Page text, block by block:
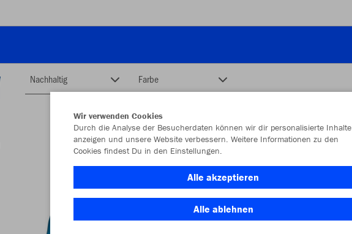
Nachhaltig Farbe
Wir verwenden Cookies
Durch die Analyse der Besucherdaten können wir dir personalisierte Inhalte
anzeigen und unsere Website verbessern. Weitere Informationen zu den
Cookies findest Du in den Einstellungen.
Alle akzeptieren
Alle ablehnen